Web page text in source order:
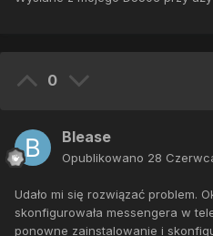
0
Blease
Opublikowano 28
Udało mi się rozwiązać problem.
skonfigurowała messengera w
ponowne zainstalowanie i